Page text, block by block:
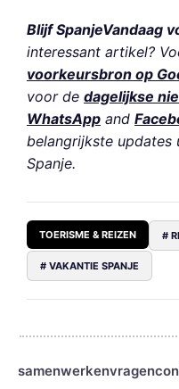
Blijf SpanjeVandaag
interessant artikel?
voorkeursbron op
voor de dagelijkse
WhatsApp and
belangrijkste
Spanje.
TOERISME & REIZEN #
# VAKANTIE SPANJE
samenwerkenvragen